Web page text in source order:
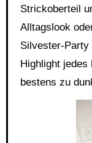
Strickoberteil
Alltagslook
Silvester-Party
Highlight jedes
bestens zu